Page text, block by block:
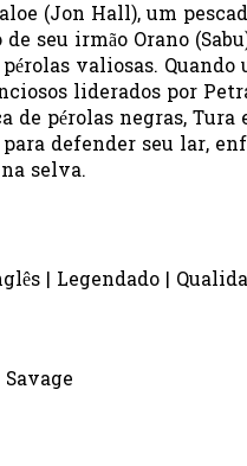
(Jon Hall), um
seu irmão Orano
valiosas. Quando
liderados por
de pérolas negras,
defender seu lar,
selva.
| Legendado |